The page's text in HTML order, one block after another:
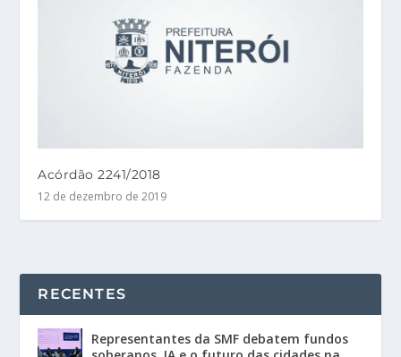
Acórdão 2241/2018
12 de dezembro de 2019
RECENTES
Representantes da SMF debatem fundos